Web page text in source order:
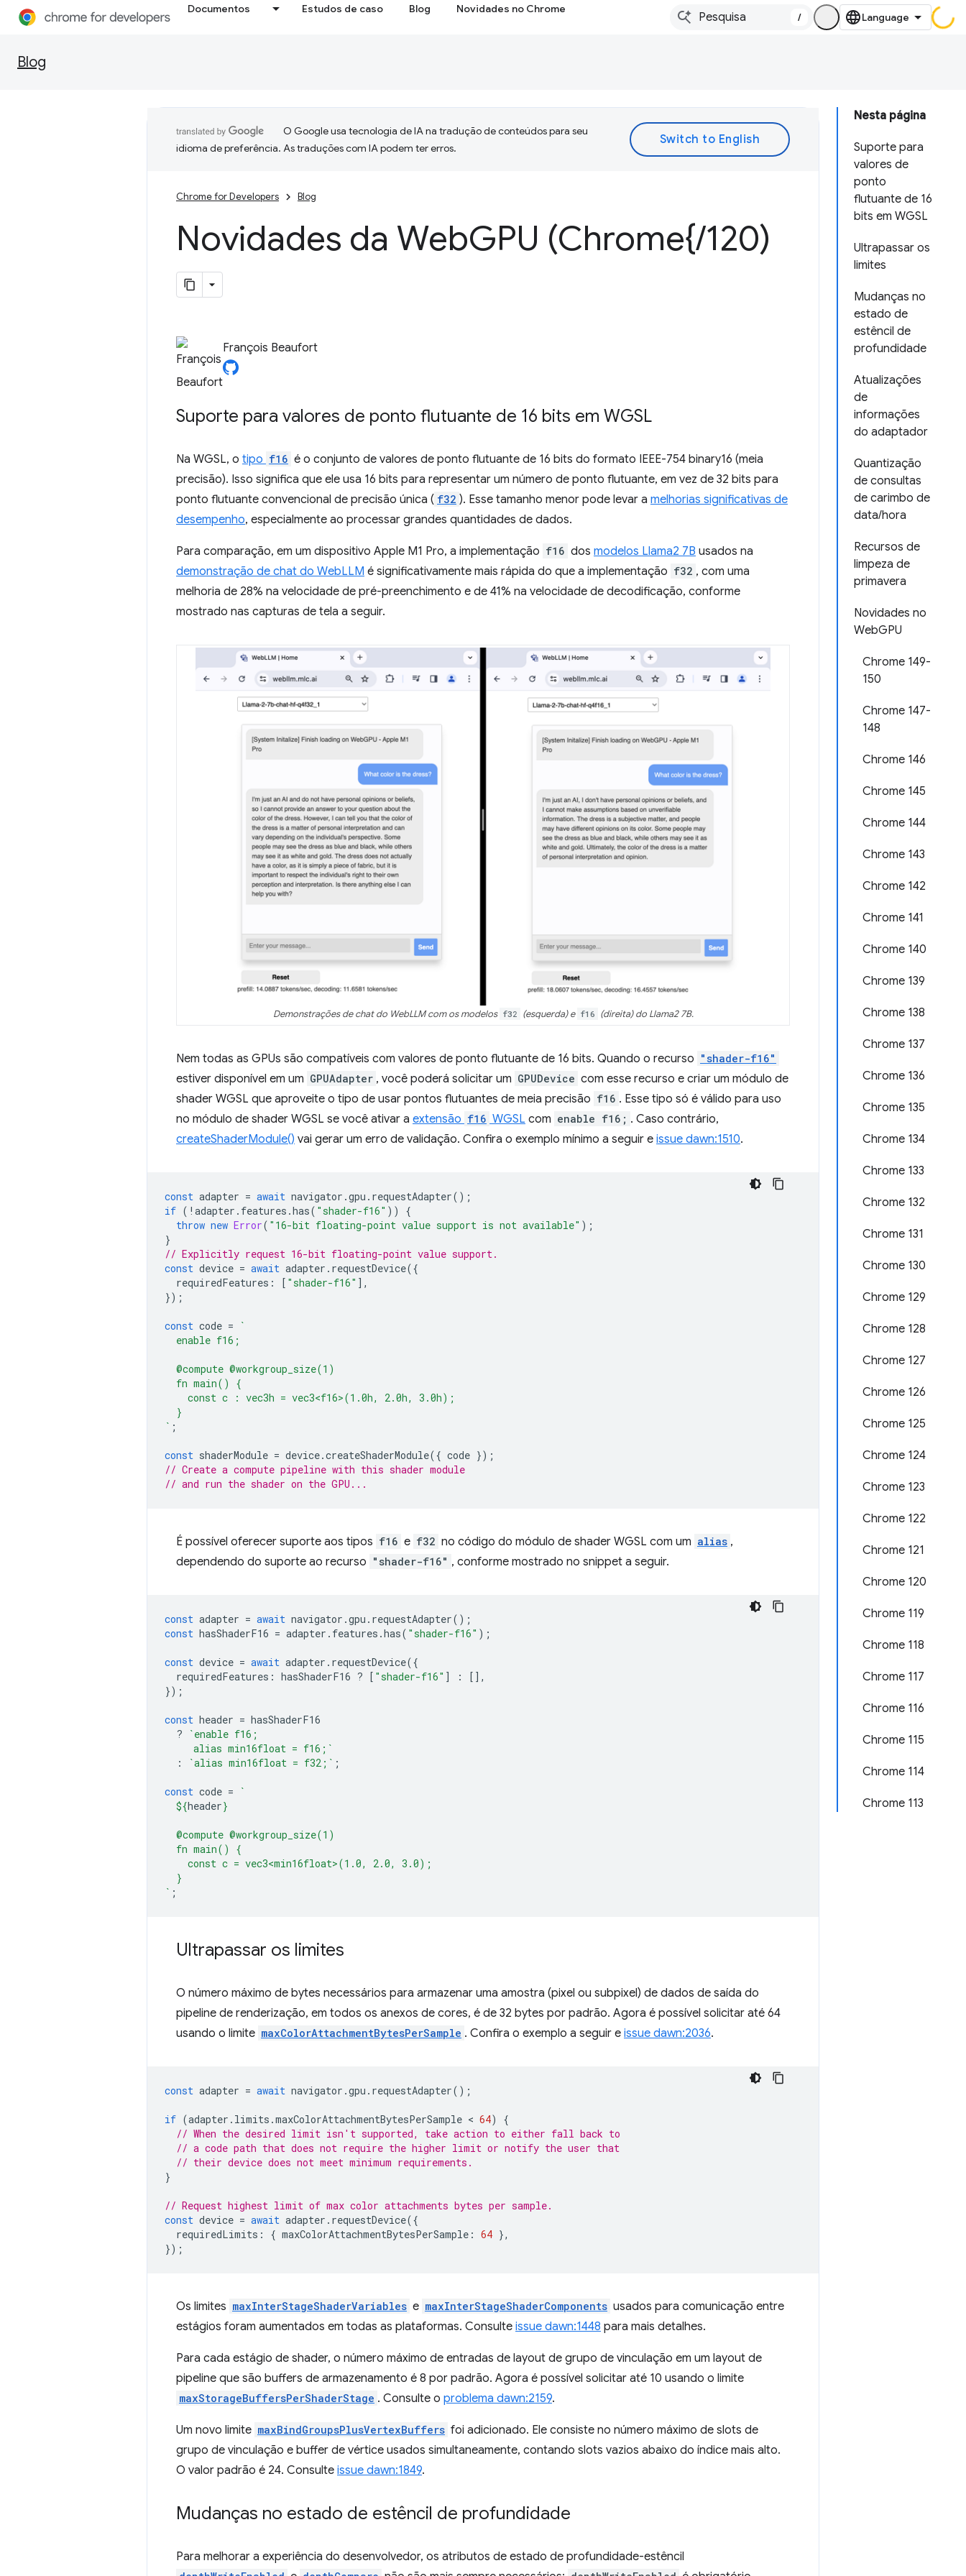
Documentos Estudos de caso Blog Novidades no Chrome
/
Blog
Nesta página
Suporte para
valores de
ponto
flutuante de 16
bits em WGSL
Ultrapassar os
limites
Mudanças no
estado de
estêncil de
profundidade
Atualizações
de
informações
do adaptador
Quantização
de consultas
de carimbo de
data/hora
Recursos de
limpeza de
primavera
Novidades no
WebGPU
Chrome 149-
150
Chrome 147-
148
Chrome 146
Chrome 145
Chrome 144
Chrome 143
Chrome 142
Chrome 141
Chrome 140
Chrome 139
Chrome 138
Chrome 137
Chrome 136
Chrome 135
Chrome 134
Chrome 133
Chrome 132
Chrome 131
Chrome 130
Chrome 129
Chrome 128
Chrome 127
Chrome 126
Chrome 125
Chrome 124
Chrome 123
Chrome 122
Chrome 121
Chrome 120
Chrome 119
Chrome 118
Chrome 117
Chrome 116
Chrome 115
Chrome 114
Chrome 113
O Google usa tecnologia de IA na tradução de conteúdos para seu
idioma de preferência. As traduções com IA podem ter erros.
Chrome for Developers Blog
Novidades da WebGPU (Chrome{/120)
François Beaufort
Suporte para valores de ponto flutuante de 16 bits em WGSL
Na WGSL, o tipo f16 é o conjunto de valores de ponto flutuante de 16 bits do formato IEEE-754 binary16 (meia
precisão). Isso significa que ele usa 16 bits para representar um número de ponto flutuante, em vez de 32 bits para
ponto flutuante convencional de precisão única ( f32 ). Esse tamanho menor pode levar a melhorias significativas de
desempenho, especialmente ao processar grandes quantidades de dados.
Para comparação, em um dispositivo Apple M1 Pro, a implementação f16 dos modelos Llama2 7B usados na
demonstração de chat do WebLLM é significativamente mais rápida do que a implementação f32 , com uma
melhoria de 28% na velocidade de pré-preenchimento e de 41% na velocidade de decodificação, conforme
mostrado nas capturas de tela a seguir.
Demonstrações de chat do WebLLM com os modelos f32 (esquerda) e f16 (direita) do Llama2 7B.
Nem todas as GPUs são compatíveis com valores de ponto flutuante de 16 bits. Quando o recurso "shader-f16"
estiver disponível em um GPUAdapter , você poderá solicitar um GPUDevice com esse recurso e criar um módulo de
shader WGSL que aproveite o tipo de usar pontos flutuantes de meia precisão f16 . Esse tipo só é válido para uso
no módulo de shader WGSL se você ativar a extensão f16 WGSL com enable f16; . Caso contrário,
createShaderModule() vai gerar um erro de validação. Confira o exemplo mínimo a seguir e issue dawn:1510.
const adapter = await navigator .gpu . requestAdapter();
if ( ! adapter . features .has( "shader-f16" ))
{
throw new Error( "16-bit floating-point value support is not available" );
}
// Explicitly request 16-bit floating-point value support.
const device = await adapter . requestDevice({
requiredFeatures : [ "shader-f16" ],
});
const code =
`
  enable f16;
  @compute @workgroup_size(1)
  fn main() {
    const c : vec3h = vec3<f16>(1.0h, 2.0h, 3.0h);
  }
` ;
const shaderModule = device.createShaderModule({ code });
// Create a compute pipeline with this shader module
// and run the shader on the GPU...
É possível oferecer suporte aos tipos f16 e f32 no código do módulo de shader WGSL com um alias ,
dependendo do suporte ao recurso "shader-f16" , conforme mostrado no snippet a seguir.
const adapter = await navigator .gpu . requestAdapter();
const hasShaderF16 = adapter . features .has( "shader-f16" );
const device = await adapter . requestDevice({
requiredFeatures : hasShaderF16 ? [ "shader-f16" ] :
[],
});
const header = hasShaderF16
?
`enable f16;
     alias min16float = f16;`
:
`alias min16float = f32;` ;
const code =
`
${header}
  @compute @workgroup_size(1)
  fn main() {
    const c = vec3<min16float>(1.0, 2.0, 3.0);
  }
` ;
Ultrapassar os limites
O número máximo de bytes necessários para armazenar uma amostra (pixel ou subpixel) de dados de saída do
pipeline de renderização, em todos os anexos de cores, é de 32 bytes por padrão. Agora é possível solicitar até 64
usando o limite maxColorAttachmentBytesPerSample . Confira o exemplo a seguir e issue dawn:2036.
const adapter = await navigator .gpu . requestAdapter();
if (adapter . limits .maxColorAttachmentBytesPerSample < 64)
{
// When the desired limit isn't supported, take action to either fall back to
// a code path that does not require the higher limit or notify the user that
// their device does not meet minimum requirements.
}
// Request highest limit of max color attachments bytes per sample.
const device = await adapter . requestDevice({
requiredLimits : { maxColorAttachmentBytesPerSample : 64 },
});
Os limites maxInterStageShaderVariables e maxInterStageShaderComponents usados para comunicação entre
estágios foram aumentados em todas as plataformas. Consulte issue dawn:1448 para mais detalhes.
Para cada estágio de shader, o número máximo de entradas de layout de grupo de vinculação em um layout de
pipeline que são buffers de armazenamento é 8 por padrão. Agora é possível solicitar até 10 usando o limite
maxStorageBuffersPerShaderStage . Consulte o problema dawn:2159.
Um novo limite maxBindGroupsPlusVertexBuffers foi adicionado. Ele consiste no número máximo de slots de
grupo de vinculação e buffer de vértice usados simultaneamente, contando slots vazios abaixo do índice mais alto.
O valor padrão é 24. Consulte issue dawn:1849.
Mudanças no estado de estêncil de profundidade
Para melhorar a experiência do desenvolvedor, os atributos de estado de profundidade-estêncil